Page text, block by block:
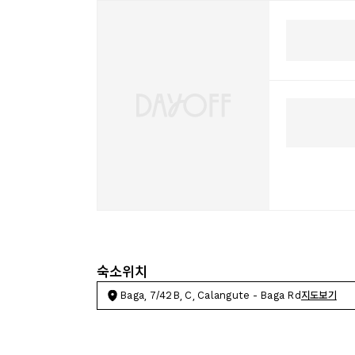
숙소위치
Baga, 7/42B, C, Calangute - Baga Rd 지도보기